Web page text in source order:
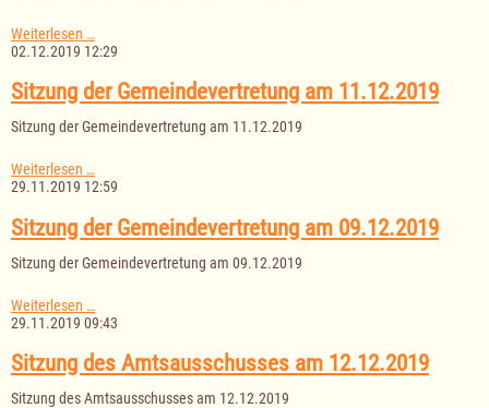
Weiterlesen …
der
am
16.12.2019
02.12.2019 12:29
Sitzung der Gemeindevertretung am 11.12.2019
Sitzung der Gemeindevertretung am 11.12.2019
Weiterlesen …
der
am
11.12.2019
29.11.2019 12:59
Sitzung der Gemeindevertretung am 09.12.2019
Sitzung der Gemeindevertretung am 09.12.2019
Weiterlesen …
der
am
09.12.2019
29.11.2019 09:43
Sitzung des Amtsausschusses am 12.12.2019
Sitzung des Amtsausschusses am 12.12.2019